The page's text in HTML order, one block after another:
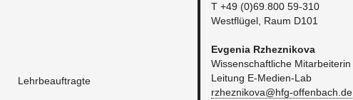
Lehrbeauftragte
T +49 (0)69.800 59-310
West­flü­gel, Raum D101
Ev­ge­nia Rz­hez­ni­ko­va
Wis­sen­schaft­li­che Mit­ar­bei­te­rin
​Lei­tung E-Me­di­en-Lab
rzheznikova@​hfg-​offenbach.​de